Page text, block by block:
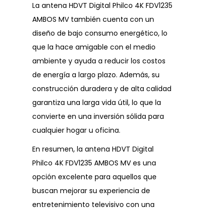
La antena HDVT Digital Philco 4K FDV1235
AMBOS MV también cuenta con un
diseño de bajo consumo energético, lo
que la hace amigable con el medio
ambiente y ayuda a reducir los costos
de energía a largo plazo. Además, su
construcción duradera y de alta calidad
garantiza una larga vida útil, lo que la
convierte en una inversión sólida para
cualquier hogar u oficina.
En resumen, la antena HDVT Digital
Philco 4K FDV1235 AMBOS MV es una
opción excelente para aquellos que
buscan mejorar su experiencia de
entretenimiento televisivo con una